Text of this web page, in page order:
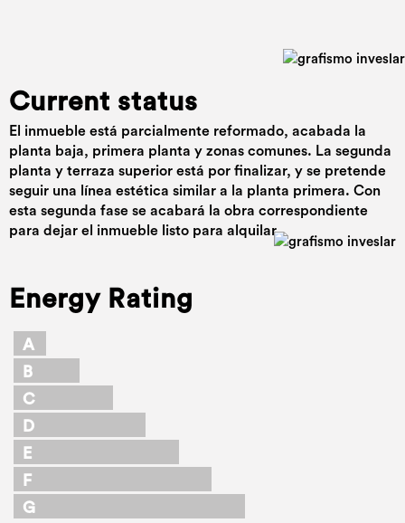
Current status
El inmueble está parcialmente reformado, acabada la
planta baja, primera planta y zonas comunes. La segunda
planta y terraza superior está por finalizar, y se pretende
seguir una línea estética similar a la planta primera. Con
esta segunda fase se acabará la obra correspondiente
para dejar el inmueble listo para alquilar.
Energy Rating
A
B
C
D
E
F
G